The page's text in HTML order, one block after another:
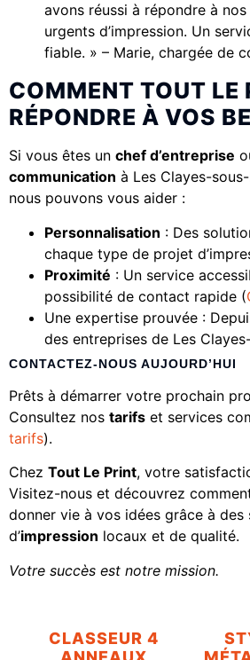
avons réussi à répondre à
urgents d’impression. Un
fiable. » – Marie, chargée de
COMMENT TOUT LE
RÉPONDRE À VOS
Si vous êtes un chef d’entreprise
communication à Les Clayes-
nous pouvons vous aider :
Personnalisation : Des
chaque type de projet
Proximité : Un service
possibilité de contact rapide (
Une expertise prouvée :
des entreprises de Les
CONTACTEZ-NOUS AUJOURD’HUI
Prêts à démarrer votre prochain
Consultez nos tarifs et services
tarifs).
Chez Tout Le Print, votre
Visitez-nous et découvrez
donner vie à vos idées grâce à des
d’impression locaux et de qualité.
Votre succès est notre mission.
CLASSEUR 4